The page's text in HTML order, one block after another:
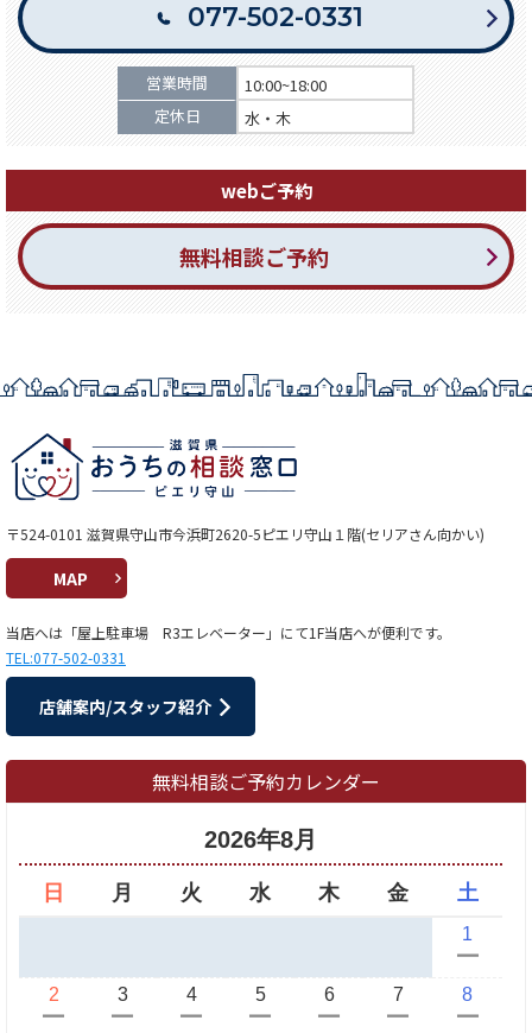
077-502-0331
営業時間
10:00~18:00
定休日
水・木
webご予約
無料相談ご予約
〒524-0101 滋賀県守山市今浜町2620-5ピエリ守山１階(セリアさん向かい)
MAP
当店へは「屋上駐車場 R3エレベーター」にて1F当店へが便利です。
TEL:077-502-0331
店舗案内/スタッフ紹介
無料相談ご予約カレンダー
2026年8月
日 月 火 水 木 金 土
1
ー
2
ー
3
ー
4
ー
5
ー
6
ー
7
ー
8
ー